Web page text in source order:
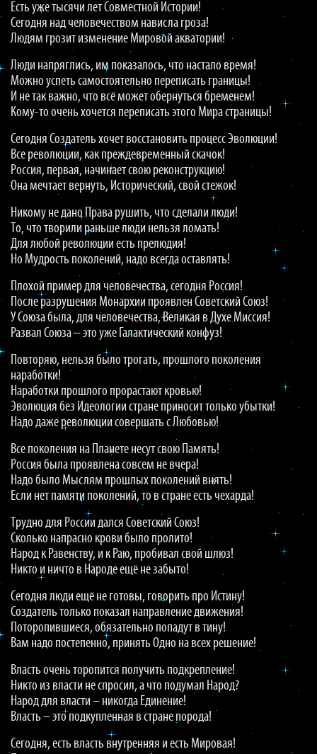
Есть уже тысячи лет Совместной Истории!
Сегодня над человечеством нависла гроза!
Людям грозит изменение Мировой акватории!
Люди напряглись, им показалось, что настало время!
Можно успеть самостоятельно переписать границы!
И не так важно, что всё может обернуться бременем!
Кому-то очень хочется переписать этого Мира страницы!
Сегодня Создатель хочет восстановить процесс Эволюции!
Все революции, как преждевременный скачок!
Россия, первая, начинает свою реконструкцию!
Она мечтает вернуть, Исторический, свой стежок!
Никому не дано Права рушить, что сделали люди!
То, что творили раньше люди нельзя ломать!
Для любой революции есть прелюдия!
Но Мудрость поколений, надо всегда оставлять!
Плохой пример для человечества, сегодня Россия!
После разрушения Монархии проявлен Советский Союз!
У Союза была, для человечества, Великая в Духе Миссия!
Развал Союза – это уже Галактический конфуз!
Повторяю, нельзя было трогать, прошлого поколения
наработки!
Наработки прошлого прорастают кровью!
Эволюция без Идеологии стране приносит только убытки!
Надо даже революции совершать с Любовью!
Все поколения на Планете несут свою Память!
Россия была проявлена совсем не вчера!
Надо было Мыслям прошлых поколений внять!
Если нет памяти поколений, то в стране есть чехарда!
Трудно для России дался Советский Союз!
Сколько напрасно крови было пролито!
Народ к Равенству, и к Раю, пробивал свой шлюз!
Никто и ничто в Народе ещё не забыто!
Сегодня люди ещё не готовы, говорить про Истину!
Создатель только показал направление движения!
Поторопившиеся, обязательно попадут в тину!
Вам надо постепенно, принять Одно на всех решение!
Власть очень торопится получить подкрепление!
Никто из власти не спросил, а что подумал Народ?
Народ для власти – никогда Единение!
Власть – это подкупленная в стране порода!
Сегодня, есть власть внутренняя и есть Мировая!